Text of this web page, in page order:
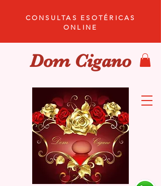
Dom Cigano
CONSULTAS ESOTÉRICAS
ONLINE